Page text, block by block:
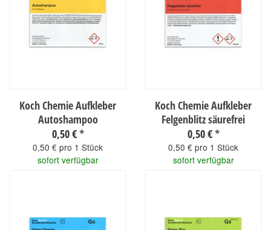
Koch Chemie Aufkleber
Autoshampoo
0,50 €*
0,50 € pro 1 Stück
sofort verfügbar
Koch Chemie Aufkleber
Felgenblitz säurefrei
0,50 €*
0,50 € pro 1 Stück
sofort verfügbar